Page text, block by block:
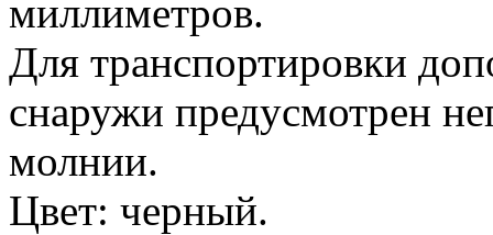
миллиметров.
Для транспортировки
снаружи предусмотрен
молнии.
Цвет: черный.